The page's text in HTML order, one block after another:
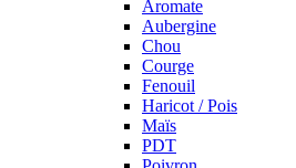
Aromate
Aubergine
Chou
Courge
Fenouil
Haricot / Pois
Maïs
PDT